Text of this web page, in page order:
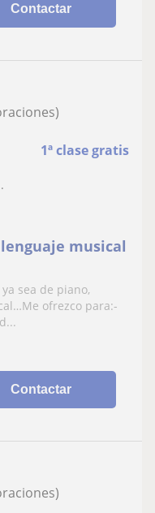
Contactar
1ª clase gratis
musical
sea de piano,
ofrezco para:-
Contactar